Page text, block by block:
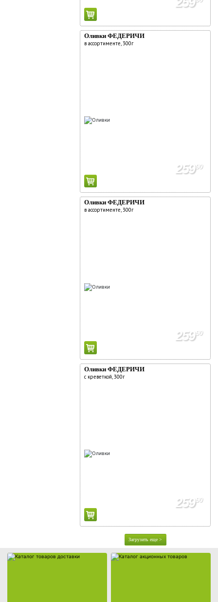
Оливки ФЕДЕРИЧИ
в ассортименте, 300г
25990
Оливки ФЕДЕРИЧИ
в ассортименте, 300г
25990
Оливки ФЕДЕРИЧИ
с креветкой, 300г
25990
Загрузить еще >